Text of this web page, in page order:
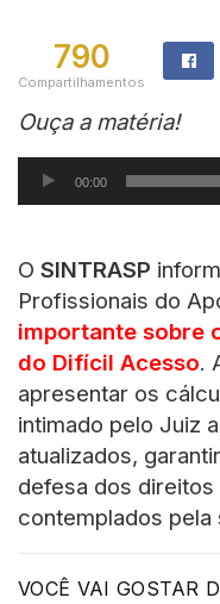
790
Compartilhamentos
Ouça a matéria!
Tocador
de
00:00
O SINTRASP
Profissionais do
importante sobre
do Difícil Acesso.
apresentar os
intimado pelo Juiz
atualizados,
defesa dos
contemplados pela
VOCÊ VAI GOSTAR